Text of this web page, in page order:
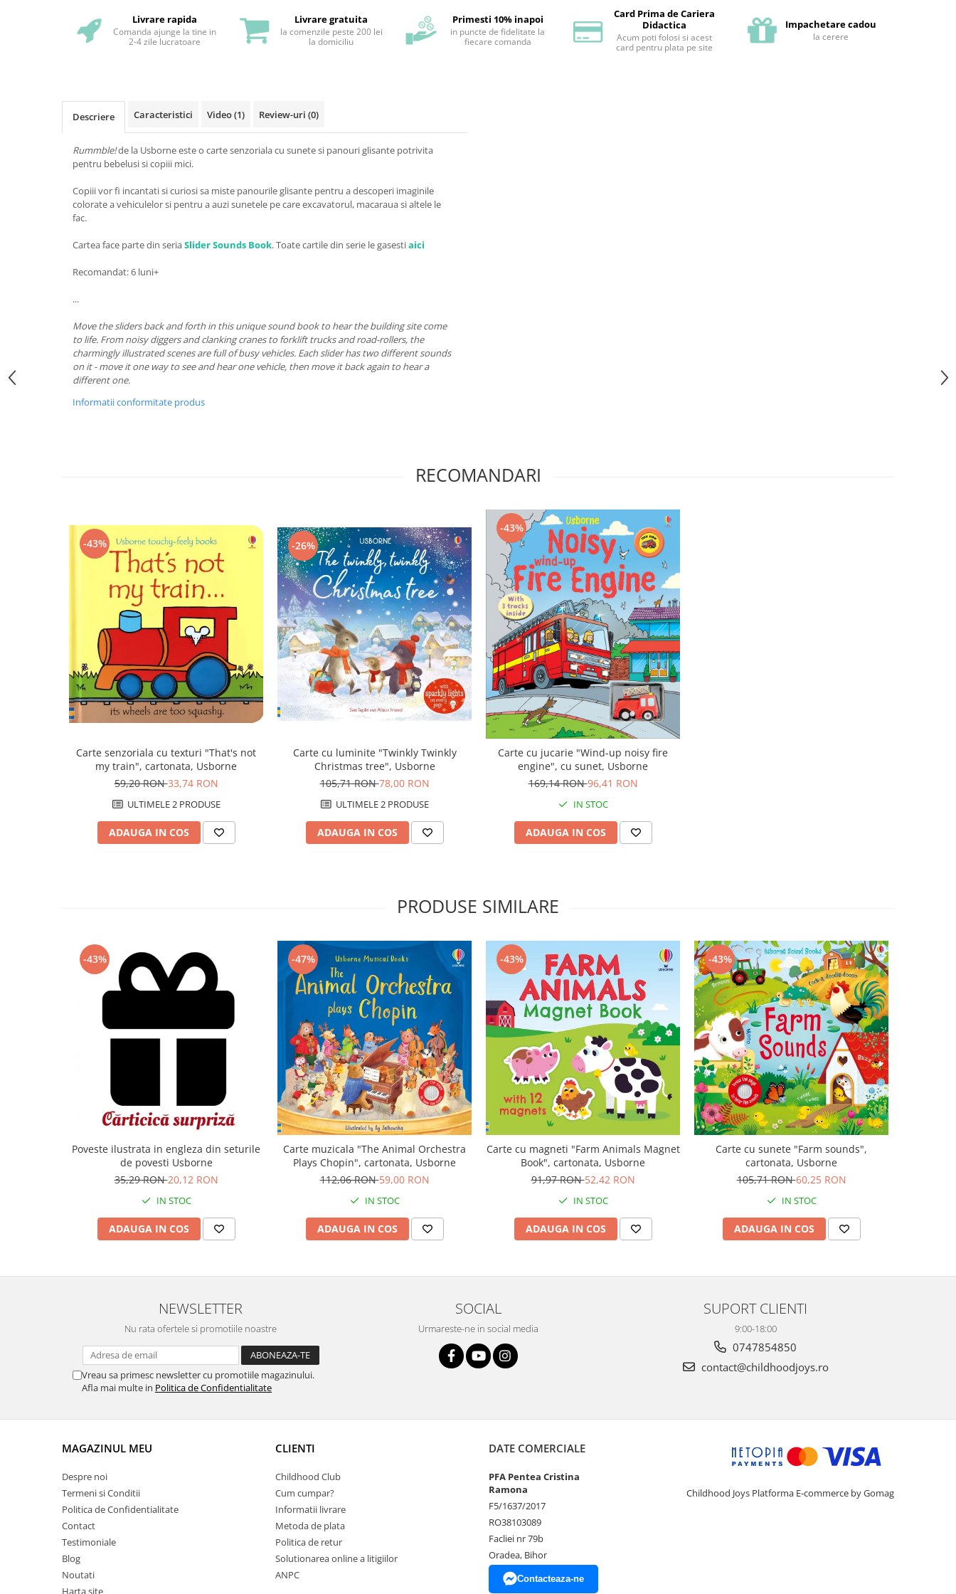
Livrare rapida
Comanda ajunge la tine in
2-4 zile lucratoare
Livrare gratuita
la comenzile peste 200 lei
la domiciliu
Primesti 10% inapoi
in puncte de fidelitate la
fiecare comanda
Card Prima de Cariera
Didactica
Acum poti folosi si acest
card pentru plata pe site
Impachetare cadou
la cerere
Descriere Caracteristici Video(1) Review-uri (0)
Rummble!de la Usborne este o carte senzoriala cu sunete si panouri glisante potrivita
pentru bebelusi si copiii mici.
Copiii vor fi incantati si curiosi sa miste panourile glisante pentru a descoperi imaginile
colorate a vehiculelor si pentru a auzi sunetele pe care excavatorul, macaraua si altele le
fac.
Cartea face parte din seriaSlider Sounds Book. Toate cartile din serie le gasestiaici
Recomandat: 6 luni+
...
Move the sliders back and forth in this unique sound book to hear the building site come
to life. From noisy diggers and clanking cranes to forklift trucks and road-rollers, the
charmingly illustrated scenes are full of busy vehicles. Each slider has two different sounds
on it - move it one way to see and hear one vehicle, then move it back again to hear a
different one.
Informatii conformitate produs
RECOMANDARI
-43%
Carte senzoriala cu texturi "That's not
my train", cartonata, Usborne
59,20 RON33,74 RON
ULTIMELE 2 PRODUSE
ADAUGA IN COS
-26%
Carte cu luminite "Twinkly Twinkly
Christmas tree", Usborne
105,71 RON78,00 RON
ULTIMELE 2 PRODUSE
ADAUGA IN COS
-43%
Carte cu jucarie "Wind-up noisy fire
engine", cu sunet, Usborne
169,14 RON96,41 RON
IN STOC
ADAUGA IN COS
PRODUSE SIMILARE
-43%
Poveste ilustrata in engleza din seturile
de povesti Usborne
35,29 RON20,12 RON
IN STOC
ADAUGA IN COS
-47%
Carte muzicala "The Animal Orchestra
Plays Chopin", cartonata, Usborne
112,06 RON59,00 RON
IN STOC
ADAUGA IN COS
-43%
Carte cu magneti "Farm Animals Magnet
Book", cartonata, Usborne
91,97 RON52,42 RON
IN STOC
ADAUGA IN COS
-43%
Carte cu sunete "Farm sounds",
cartonata, Usborne
105,71 RON60,25 RON
IN STOC
ADAUGA IN COS
NEWSLETTER
Nu rata ofertele si promotiile noastre
Vreau sa primesc newsletter cu promotiile magazinului.
Afla mai multe in Politica de Confidentialitate
SOCIAL
Urmareste-ne in social media
SUPORT CLIENTI
9:00-18:00
0747854850
contact@childhoodjoys.ro
MAGAZINUL MEU
Despre noi
Termeni si Conditii
Politica de Confidentialitate
Contact
Testimoniale
Blog
Noutati
Harta site
CLIENTI
Childhood Club
Cum cumpar?
Informatii livrare
Metoda de plata
Politica de retur
Solutionarea online a litigiilor
ANPC
DATE COMERCIALE
PFA Pentea Cristina
Ramona
F5/1637/2017
RO38103089
Facliei nr 79b
Oradea, Bihor
Contacteaza-ne
Childhood Joys Platforma E-commerce by Gomag